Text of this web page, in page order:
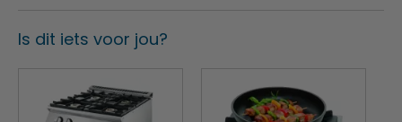
efficiënt kunt koken en betere kookresultaten kunt
bereiken.
materialen, zijn deze gasfornuuizen bestand tegen de
strenge eisen van een drukke professionele keuken.
Is dit iets voor jou?